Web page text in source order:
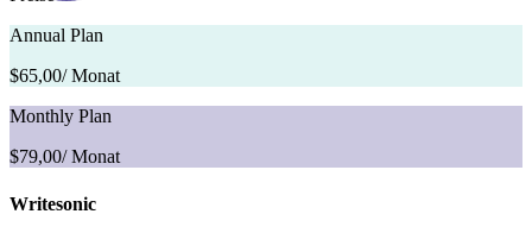
Annual Plan
$65,00/ Monat
Monthly Plan
$79,00/ Monat
Writesonic